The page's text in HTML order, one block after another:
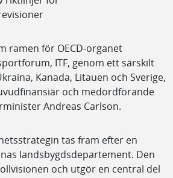
ramen för OECD-organet
ITF, genom ett särskilt
Kanada, Litauen och Sverige,
och medordförande
Andreas Carlson.
tas fram efter en
landsbygdsdepartement. Den
och utgör en central del